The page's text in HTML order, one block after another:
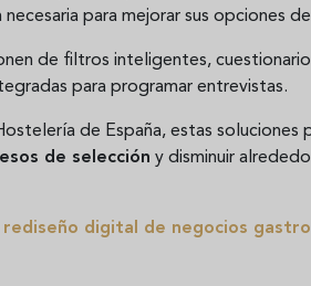
para mejorar sus opciones
de filtros inteligentes,
para programar entrevistas.
de España, estas soluciones
de selección y disminuir
rediseño digital de negocios